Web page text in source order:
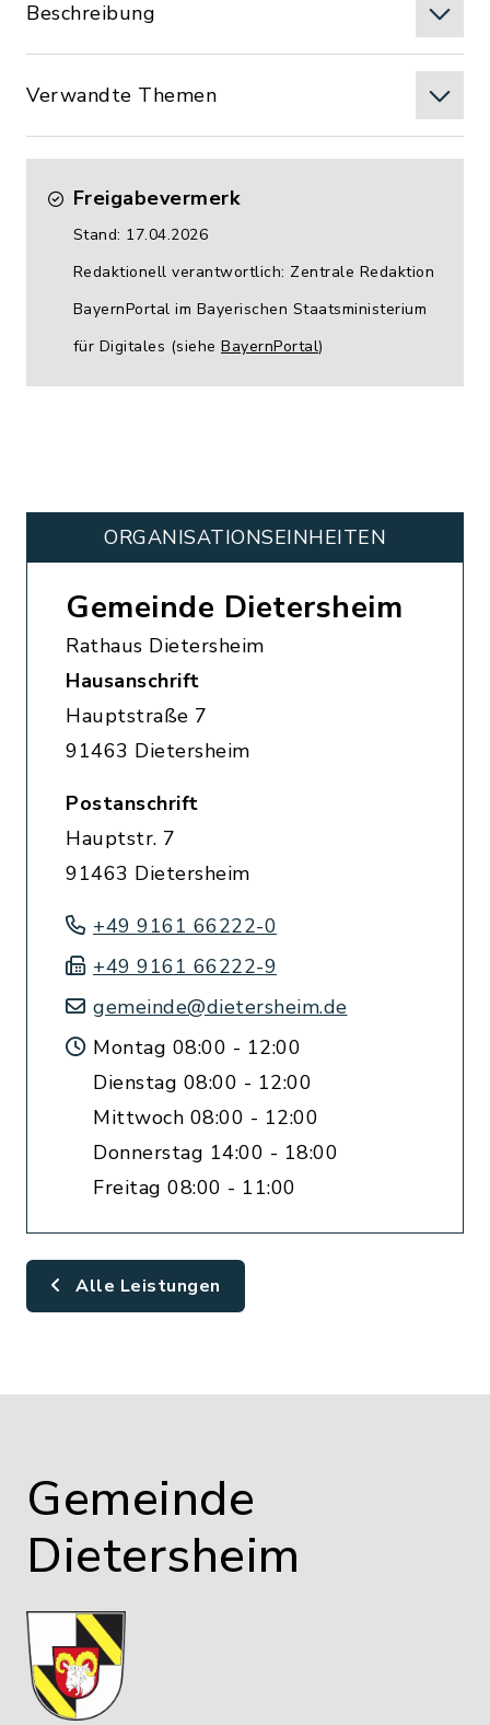
Beschreibung
Verwandte Themen
Freigabevermerk
Stand: 17.04.2026
Redaktionell verantwortlich: Zentrale Redaktion
BayernPortal im Bayerischen Staatsministerium
für Digitales (siehe BayernPortal)
ORGANISATIONS­EINHEITEN
Gemeinde Dietersheim
Rathaus Dietersheim
Hausanschrift
Hauptstraße 7
91463 Dietersheim
Postanschrift
Hauptstr. 7
91463 Dietersheim
+49 9161 66222-0
+49 9161 66222-9
gemeinde@dietersheim.de
Montag 08:00 - 12:00
Dienstag 08:00 - 12:00
Mittwoch 08:00 - 12:00
Donnerstag 14:00 - 18:00
Freitag 08:00 - 11:00
Alle Leistungen
Gemeinde
Dietersheim